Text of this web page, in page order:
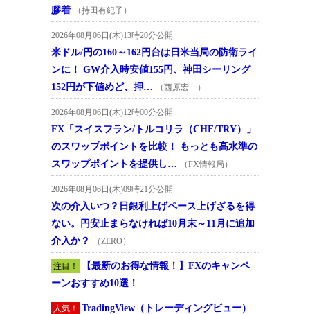
膠着
（持田有紀子）
2026年08月06日(木)13時20分公開
米ドル/円の160～162円台は日米当局の防衛ライ
ンに！ GW介入時安値155円、神田シーリング
152円が下値めど、押…
（西原宏一）
2026年08月06日(木)12時00分公開
FX「スイスフラン/トルコリラ（CHF/TRY）」
のスワップポイントを比較！ もっとも高水準の
スワップポイントを提供し…
（FX情報局）
2026年08月06日(木)09時21分公開
次の介入いつ？日銀利上げペース上げざるを得
ない。円安止まらなければ10月末～11月に追加
介入か？
（ZERO）
注目！
【最新のお得な情報！】FXのキャンペ
ーンおすすめ10選！
人気！
TradingView（トレーディングビュー）